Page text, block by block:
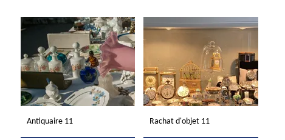
Antiquaire 11 Rachat d'objet 11